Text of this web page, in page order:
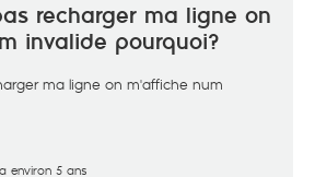
recharger ma ligne on
invalide pourquoi?
ma ligne on m'affiche num
environ 5 ans